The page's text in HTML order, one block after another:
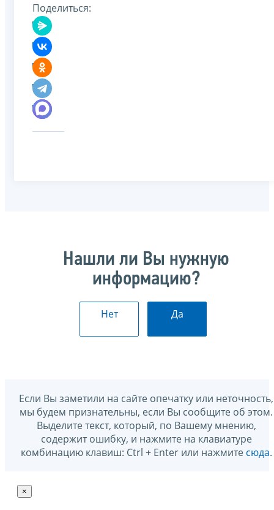
Поделиться:
Нашли ли Вы нужную
информацию?
Нет Да
Если Вы заметили на сайте опечатку или неточность,
мы будем признательны, если Вы сообщите об этом.
Выделите текст, который, по Вашему мнению,
содержит ошибку, и нажмите на клавиатуре
комбинацию клавиш: Ctrl + Enter или нажмите сюда.
×